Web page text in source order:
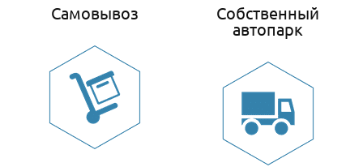
Самовывоз
Собственный
автопарк